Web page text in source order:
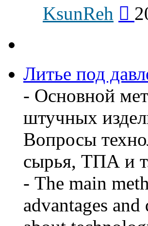
KsunReh
Литье под
- Основной
штучных
Вопросы
сырья, ТПА и
- The main
advantages